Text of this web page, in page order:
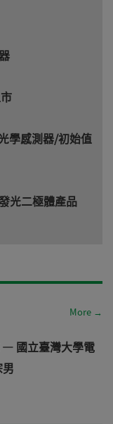
學感測器/初始值
光二極體產品
More →
— 國立臺灣大學電